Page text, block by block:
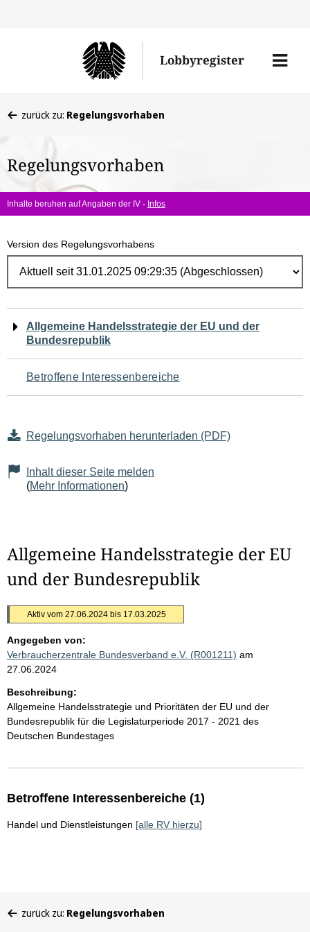
Lobbyregister
Menü
befinden
hier:
zurück zu: Regelungsvorhaben
Regelungsvorhaben
Inhalte beruhen auf Angaben der IV - Infos
Version des Regelungsvorhabens
Navigation
für
den
Allgemeine Handelsstrategie der EU und der
Bundesrepublik
Betroffene Interessenbereiche
Regelungsvorhaben herunterladen (PDF)
Inhalt dieser Seite melden
(Mehr Informationen)
Allgemeine Handelsstrategie der EU
und der Bundesrepublik
Aktiv vom 27.06.2024 bis 17.03.2025
Angegeben von:
Verbraucherzentrale Bundesverband e.V. (R001211) am
27.06.2024
Beschreibung:
Allgemeine Handelsstrategie und Prioritäten der EU und der
Bundesrepublik für die Legislaturperiode 2017 - 2021 des
Deutschen Bundestages
Betroffene Interessenbereiche (1)
Handel und Dienstleistungen [alle RV hierzu]
befinden
zurück zu: Regelungsvorhaben